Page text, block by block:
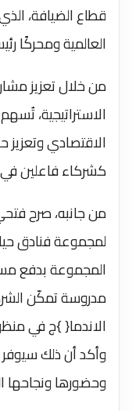
قطاع الضيافة،
العالمية ومحركًا
من خلال تعزيز
الاستراتيجية،
الاقتصادي وتعزيز
كشركاء فاعلين
من جانبه، صرح
لمجموعة فنادق
المجموعة بدفع
مدروسة تمكّن
الاندما{ }ج في
وأكد أن ذلك
وحضورها ونجاحها